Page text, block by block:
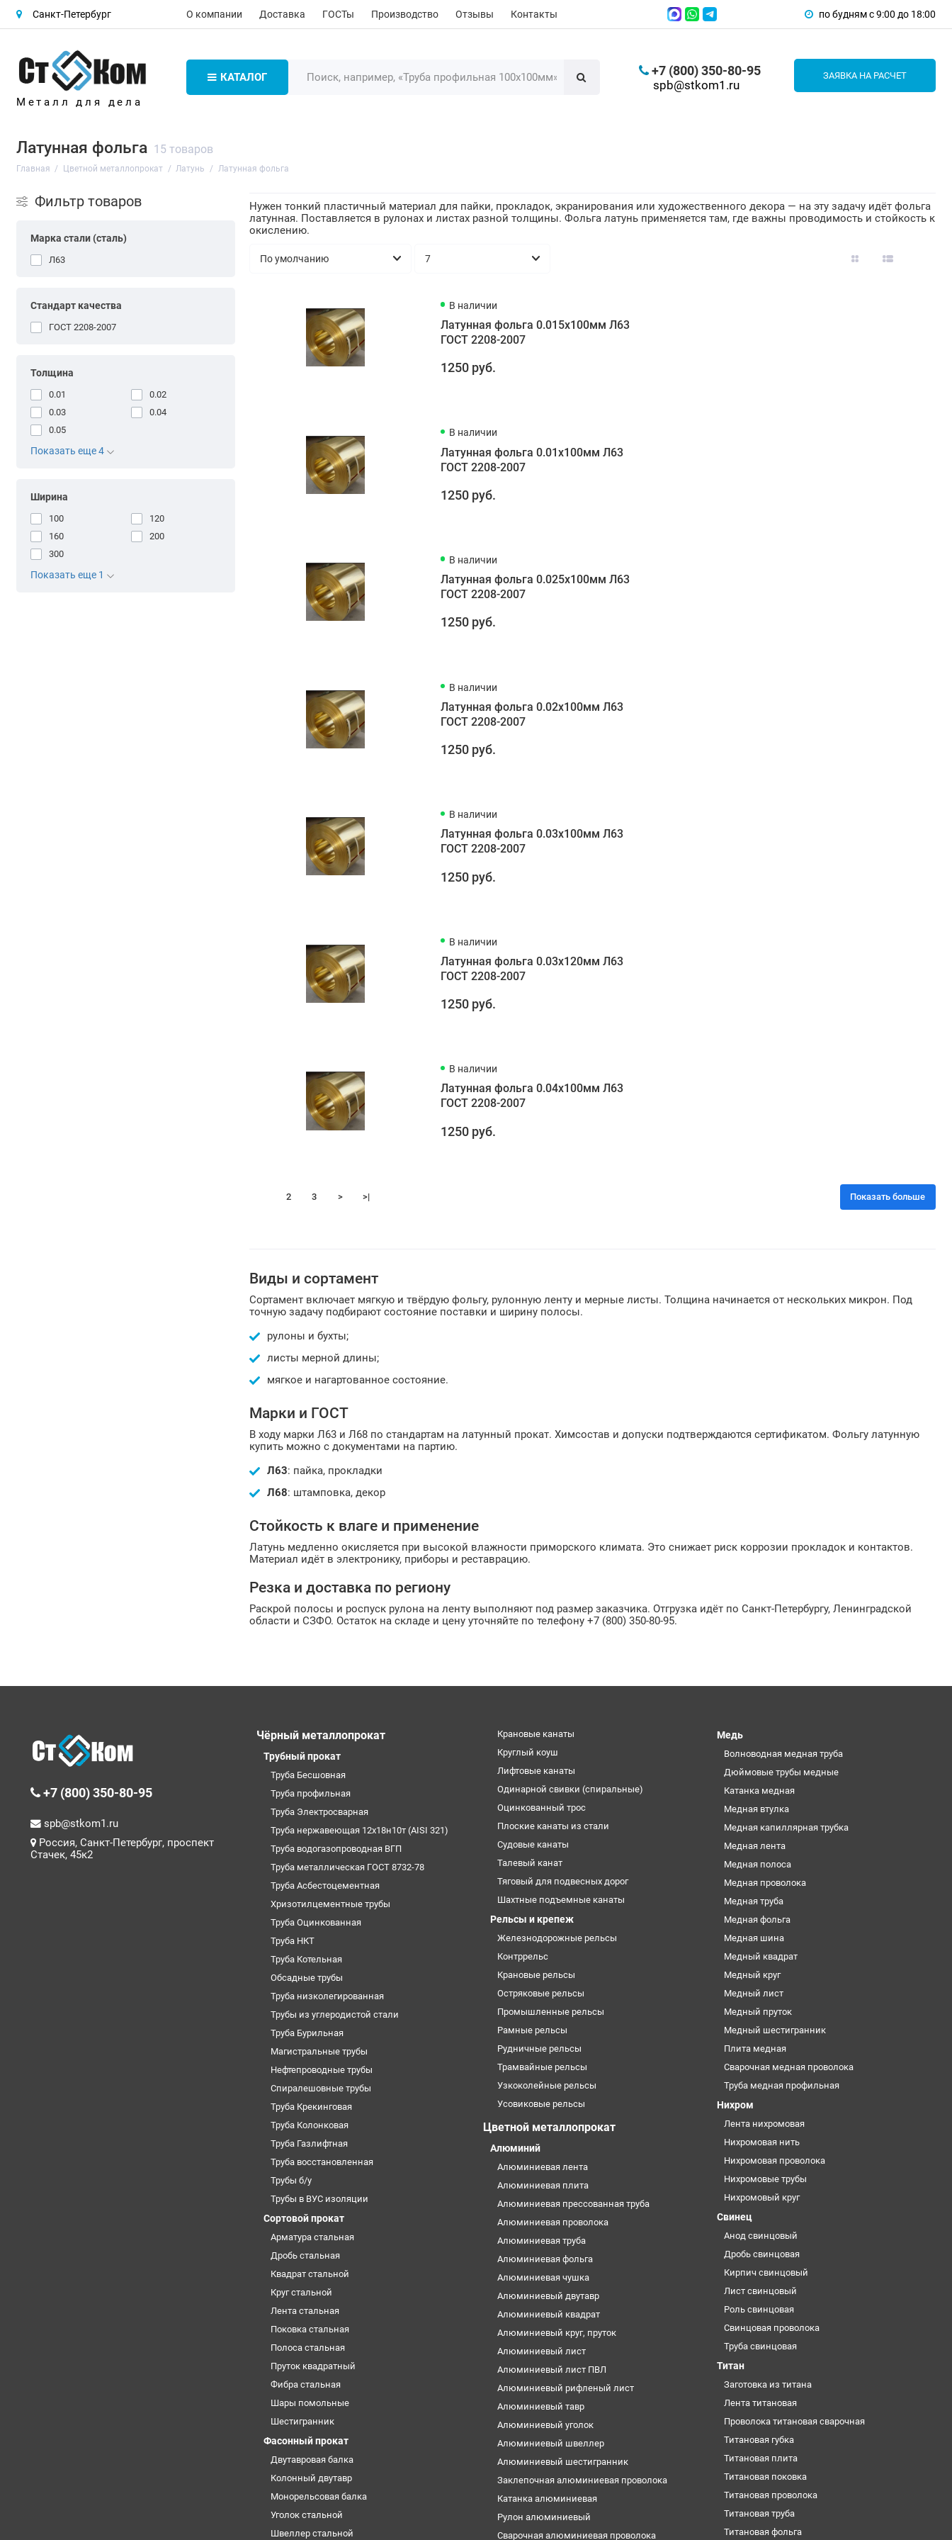
Санкт-Петербург О компании Доставка ГОСТы Производство Отзывы Контакты по будням с 9:00 до 18:00
Металл для дела
КАТАЛОГ +7 (800) 350-80-95
spb@stkom1.ru
ЗАЯВКА НА РАСЧЕТ
Латунная фольга 15 товаров
Главная Цветной металлопрокат Латунь Латунная фольга
Фильтр товаров
Марка стали (сталь)
Л63
Стандарт качества
ГОСТ 2208-2007
Толщина
0.01
0.02
0.03
0.04
0.05
Показать еще 4
Ширина
100
120
160
200
300
Показать еще 1
Нужен тонкий пластичный материал для пайки, прокладок, экранирования или художественного декора — на эту задачу идёт фольга
латунная. Поставляется в рулонах и листах разной толщины. Фольга латунь применяется там, где важны проводимость и стойкость к
окислению.
В наличии
Латунная фольга 0.015х100мм Л63
ГОСТ 2208-2007
1250 руб.
В наличии
Латунная фольга 0.01х100мм Л63
ГОСТ 2208-2007
1250 руб.
В наличии
Латунная фольга 0.025х100мм Л63
ГОСТ 2208-2007
1250 руб.
В наличии
Латунная фольга 0.02х100мм Л63
ГОСТ 2208-2007
1250 руб.
В наличии
Латунная фольга 0.03х100мм Л63
ГОСТ 2208-2007
1250 руб.
В наличии
Латунная фольга 0.03х120мм Л63
ГОСТ 2208-2007
1250 руб.
В наличии
Латунная фольга 0.04х100мм Л63
ГОСТ 2208-2007
1250 руб.
2 3 > >| Показать больше
Виды и сортамент
Сортамент включает мягкую и твёрдую фольгу, рулонную ленту и мерные листы. Толщина начинается от нескольких микрон. Под
точную задачу подбирают состояние поставки и ширину полосы.
рулоны и бухты;
листы мерной длины;
мягкое и нагартованное состояние.
Марки и ГОСТ
В ходу марки Л63 и Л68 по стандартам на латунный прокат. Химсостав и допуски подтверждаются сертификатом. Фольгу латунную
купить можно с документами на партию.
Л63: пайка, прокладки
Л68: штамповка, декор
Стойкость к влаге и применение
Латунь медленно окисляется при высокой влажности приморского климата. Это снижает риск коррозии прокладок и контактов.
Материал идёт в электронику, приборы и реставрацию.
Резка и доставка по региону
Раскрой полосы и роспуск рулона на ленту выполняют под размер заказчика. Отгрузка идёт по Санкт-Петербургу, Ленинградской
области и СЗФО. Остаток на складе и цену уточняйте по телефону +7 (800) 350-80-95.
+7 (800) 350-80-95
spb@stkom1.ru
Россия, Санкт-Петербург, проспект
Стачек, 45к2
Чёрный металлопрокат
Трубный прокат
Труба Бесшовная
Труба профильная
Труба Электросварная
Труба нержавеющая 12х18н10т (AISI 321)
Труба водогазопроводная ВГП
Труба металлическая ГОСТ 8732-78
Труба Асбестоцементная
Хризотилцементные трубы
Труба Оцинкованная
Труба НКТ
Труба Котельная
Обсадные трубы
Труба низколегированная
Трубы из углеродистой стали
Труба Бурильная
Магистральные трубы
Нефтепроводные трубы
Спиралешовные трубы
Труба Крекинговая
Труба Колонковая
Труба Газлифтная
Труба восстановленная
Трубы б/у
Трубы в ВУС изоляции
Сортовой прокат
Арматура стальная
Дробь стальная
Квадрат стальной
Круг стальной
Лента стальная
Поковка стальная
Полоса стальная
Пруток квадратный
Фибра стальная
Шары помольные
Шестигранник
Фасонный прокат
Двутавровая балка
Колонный двутавр
Монорельсовая балка
Уголок стальной
Швеллер стальной
Крановые канаты
Круглый коуш
Лифтовые канаты
Одинарной свивки (спиральные)
Оцинкованный трос
Плоские канаты из стали
Судовые канаты
Талевый канат
Тяговый для подвесных дорог
Шахтные подъемные канаты
Рельсы и крепеж
Железнодорожные рельсы
Контррельс
Крановые рельсы
Остряковые рельсы
Промышленные рельсы
Рамные рельсы
Рудничные рельсы
Трамвайные рельсы
Узкоколейные рельсы
Усовиковые рельсы
Цветной металлопрокат
Алюминий
Алюминиевая лента
Алюминиевая плита
Алюминиевая прессованная труба
Алюминиевая проволока
Алюминиевая труба
Алюминиевая фольга
Алюминиевая чушка
Алюминиевый двутавр
Алюминиевый квадрат
Алюминиевый круг, пруток
Алюминиевый лист
Алюминиевый лист ПВЛ
Алюминиевый рифленый лист
Алюминиевый тавр
Алюминиевый уголок
Алюминиевый швеллер
Алюминиевый шестигранник
Заклепочная алюминиевая проволока
Катанка алюминиевая
Рулон алюминиевый
Сварочная алюминиевая проволока
Медь
Волноводная медная труба
Дюймовые трубы медные
Катанка медная
Медная втулка
Медная капиллярная трубка
Медная лента
Медная полоса
Медная проволока
Медная труба
Медная фольга
Медная шина
Медный квадрат
Медный круг
Медный лист
Медный пруток
Медный шестигранник
Плита медная
Сварочная медная проволока
Труба медная профильная
Нихром
Лента нихромовая
Нихромовая нить
Нихромовая проволока
Нихромовые трубы
Нихромовый круг
Свинец
Анод свинцовый
Дробь свинцовая
Кирпич свинцовый
Лист свинцовый
Роль свинцовая
Свинцовая проволока
Труба свинцовая
Титан
Заготовка из титана
Лента титановая
Проволока титановая сварочная
Титановая губка
Титановая плита
Титановая поковка
Титановая проволока
Титановая труба
Титановая фольга